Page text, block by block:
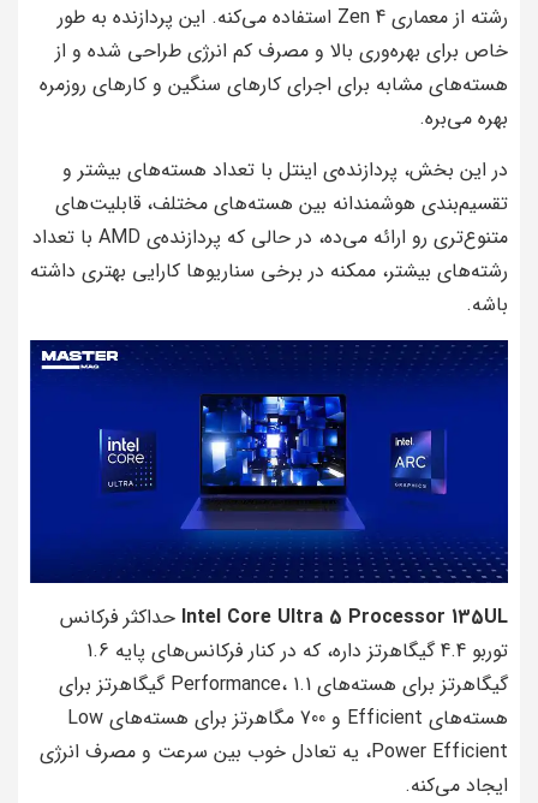
رشته از معماری Zen 4 استفاده می‌کنه. این پردازنده به طور
خاص برای بهره‌وری بالا و مصرف کم انرژی طراحی شده و از
هسته‌های مشابه برای اجرای کارهای سنگین و کارهای روزمره
بهره می‌بره.
در این بخش، پردازنده‌ی اینتل با تعداد هسته‌های بیشتر و
تقسیم‌بندی هوشمندانه بین هسته‌های مختلف، قابلیت‌های
متنوع‌تری رو ارائه می‌ده، در حالی که پردازنده‌ی AMD با تعداد
رشته‌های بیشتر، ممکنه در برخی سناریوها کارایی بهتری داشته
باشه.
Intel Core Ultra 5 Processor 135UL حداکثر فرکانس
توربو 4.4 گیگاهرتز داره، که در کنار فرکانس‌های پایه 1.6
گیگاهرتز برای هسته‌های Performance، 1.1 گیگاهرتز برای
هسته‌های Efficient و 700 مگاهرتز برای هسته‌های Low
Power Efficient، یه تعادل خوب بین سرعت و مصرف انرژی
ایجاد می‌کنه.